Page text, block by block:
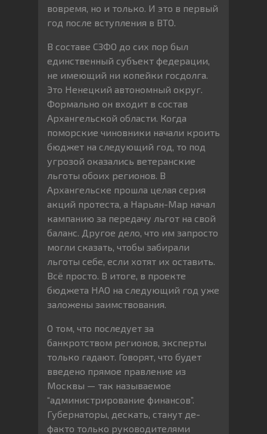
вовремя, но и только. И это в первый
год после вступления в ВТО.
В составе СЗФО до сих пор был
единственный субъект федерации,
не имеющий ни копейки госдолга.
Это Ненецкий автономный округ.
Формально он входит в состав
Архангельской области. Когда
поморские чиновники начали кроить
бюджет на следующий год, то под
угрозой оказались ветеранские
льготы обоих регионов. В
Архангельске прошла целая серия
акций протеста, а Нарьян-Мар начал
кампанию за передачу льгот на свой
баланс. Другое дело, что им запросто
могли сказать, чтобы забирали
льготы себе, если хотят их оставить.
Всё просто. В итоге, в проекте
бюджета НАО на следующий год уже
заложены заимствования.
О том, что последует за
банкротством регионов, эксперты
только гадают. Говорят, что будет
введено прямое правление из
Москвы — так называемое
“администрирование финансов”.
Губернаторы, дескать, станут де-
факто только руководителями